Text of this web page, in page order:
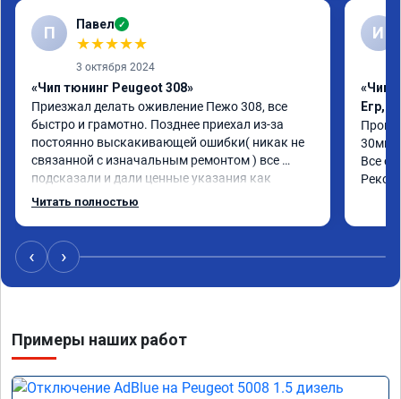
П Павел ✓
★★★★★
3 октября 2024
«Чип тюнинг Peugeot 308»
Приезжал делать оживление Пежо 308, все
быстро и грамотно. Позднее приехал из-за
постоянно выскакивающей ошибки( никак не
связанной с изначальным ремонтом ) все
подсказали и дали ценные указания как
поступить. Категорически рекомендую данную
Читать полностью
И
«Чип
Егр,
30мин.
Все
‹ ›
Примеры наших работ